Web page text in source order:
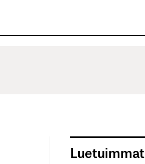
Luetuimmat